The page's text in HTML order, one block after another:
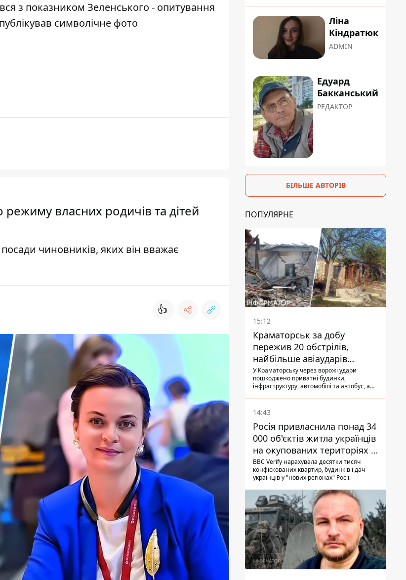
з показником Зеленського - опитування
символічне фото
власних родичів та дітей
чиновників, яких він вважає
👍
Ліна
Кіндратюк
ADMIN
Едуард
Бакканський
РЕДАКТОР
БІЛЬШЕ АВТОРІВ
ПОПУЛЯРНЕ
15:12
Краматорськ за добу
пережив 20 обстрілів,
найбільше авіаударів
КАБ-250
У Краматорську через ворожі удари
пошкоджено приватні будинки,
інфраструктуру, автомобілі та автобус, а
14:43
Росія привласнила понад 34
000 об'єктів житла українців
на окупованих територіях -
розслідування BBC
BBC Verify нарахувала десятки тисяч
конфіскованих квартир, будинків і дач
українців у "нових регіонах" Росії.